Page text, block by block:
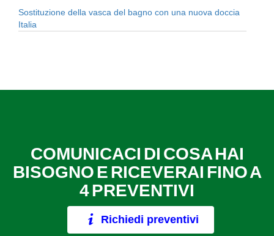
Sostituzione della vasca del bagno con una nuova doccia
Italia
COMUNICACI DI COSA HAI
BISOGNO E RICEVERAI FINO A
4 PREVENTIVI
Richiedi preventivi